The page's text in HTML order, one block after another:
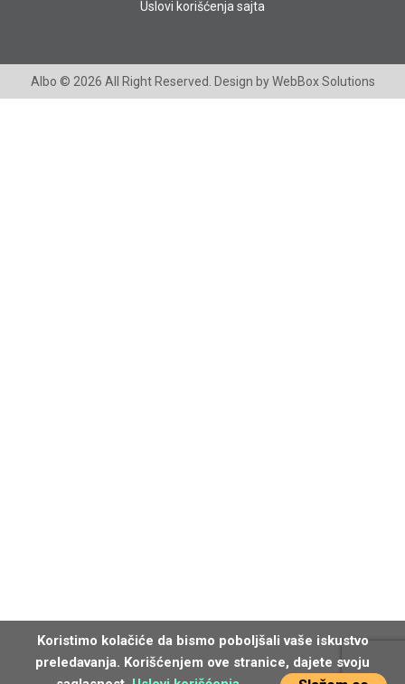
Uslovi korišćenja sajta
Albo © 2026 All Right Reserved. Design byWebBox Solutions
Koristimo kolačiće da bismo poboljšali vaše iskustvo
preledavanja. Korišćenjem ove stranice, dajete svoju